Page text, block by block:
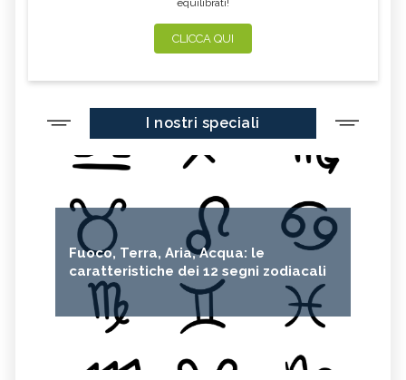
CLICCA QUI
I nostri speciali
Fuoco, Terra, Aria, Acqua: le
caratteristiche dei 12 segni zodiacali